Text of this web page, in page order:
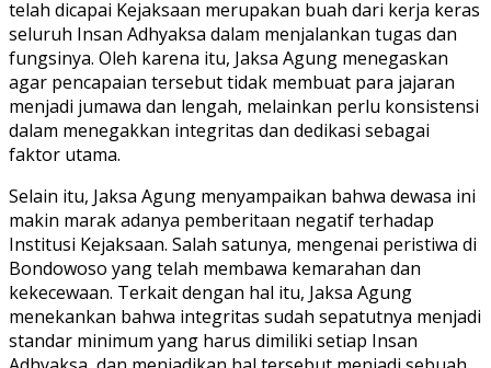
telah dicapai Kejaksaan merupakan buah dari kerja keras
seluruh Insan Adhyaksa dalam menjalankan tugas dan
fungsinya. Oleh karena itu, Jaksa Agung menegaskan
agar pencapaian tersebut tidak membuat para jajaran
menjadi jumawa dan lengah, melainkan perlu konsistensi
dalam menegakkan integritas dan dedikasi sebagai
faktor utama.
Selain itu, Jaksa Agung menyampaikan bahwa dewasa ini
makin marak adanya pemberitaan negatif terhadap
Institusi Kejaksaan. Salah satunya, mengenai peristiwa di
Bondowoso yang telah membawa kemarahan dan
kekecewaan. Terkait dengan hal itu, Jaksa Agung
menekankan bahwa integritas sudah sepatutnya menjadi
standar minimum yang harus dimiliki setiap Insan